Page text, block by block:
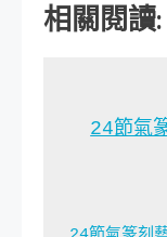
相關閱讀:
24節氣